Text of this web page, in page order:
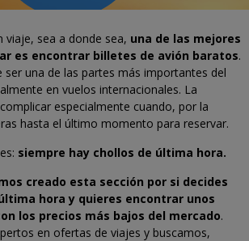
viaje, sea a donde sea, una de las mejores
es encontrar billetes de avión baratos.
ser una de las partes más importantes del
en vuelos internacionales. La
especialmente cuando, por la
hasta el último momento para reservar.
siempre hay chollos de última hora.
creado esta sección por si decides
hora y quieres encontrar unos
los precios más bajos del mercado.
en ofertas de viajes y buscamos,